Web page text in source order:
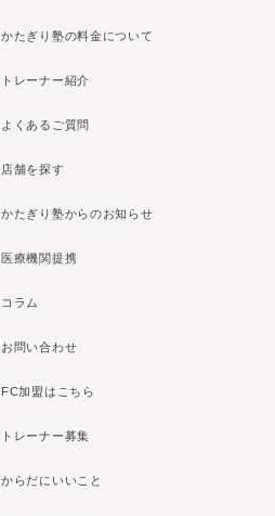
かたぎり塾の料金について
トレーナー紹介
よくあるご質問
店舗を探す
かたぎり塾からのお知らせ
医療機関提携
コラム
お問い合わせ
FC加盟はこちら
トレーナー募集
からだにいいこと